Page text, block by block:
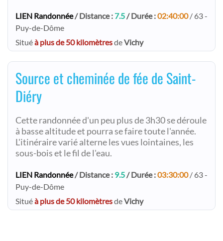
LIEN Randonnée/ Distance : 7.5/ Durée :02:40:00/ 63 -
Puy-de-Dôme
Situéà plus de 50 kilomètresdeVichy
Source et cheminée de fée de Saint-
Diéry
Cette randonnée d'un peu plus de 3h30 se déroule
à basse altitude et pourra se faire toute l'année.
L'itinéraire varié alterne les vues lointaines, les
sous-bois et le fil de l'eau.
LIEN Randonnée/ Distance : 9.5/ Durée :03:30:00/ 63 -
Puy-de-Dôme
Situéà plus de 50 kilomètresdeVichy